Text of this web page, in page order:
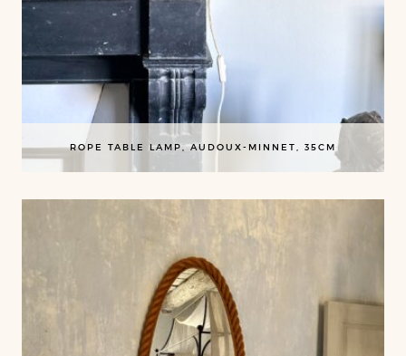
ROPE TABLE LAMP, AUDOUX-MINNET, 35CM